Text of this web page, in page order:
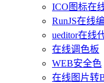
ICO图标在
RunJS在线
ueditor在线
在线调色板
WEB安全色
在线图片转